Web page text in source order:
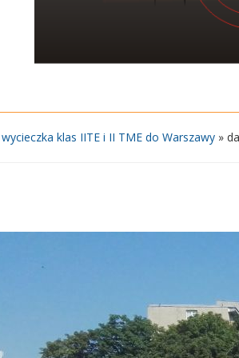
klas IITE i II TME do Warszawy »